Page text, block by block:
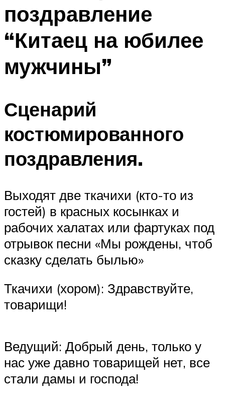
Меню
поздравление
“Китаец на юбилее
мужчины”
Сценарий
костюмированного
поздравления.
Выходят две ткачихи (кто-то из
гостей) в красных косынках и
рабочих халатах или фартуках под
отрывок песни «Мы рождены, чтоб
сказку сделать былью»
Ткачихи (хором): Здравствуйте,
товарищи!
Ведущий: Добрый день, только у
нас уже давно товарищей нет, все
стали дамы и господа!